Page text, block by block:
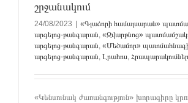
շրջանակում
24/08/2023 | «Գլաձորի համալսարան»
արգելոց-թանգարան «Զվարթնոց»
արգելոց-թանգարան «Մեծամոր»
արգելոց-թանգարան Լրահոս Հրապարակումներ
«Կենսունակ ժառանգություն» խորագիրը